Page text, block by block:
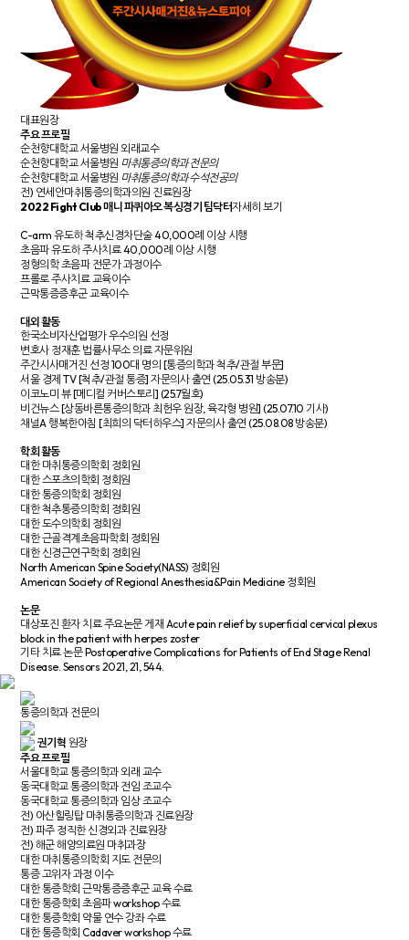
대표원장
주요 프로필
순천향대학교 서울병원 외래교수
순천향대학교 서울병원 마취통증의학과 전문의
순천향대학교 서울병원 마취통증의학과 수석전공의
전) 연세안마취통증의학과의원 진료원장
2022 Fight Club 매니 파퀴아오 복싱경기 팀닥터자세히 보기
C-arm 유도하 척추신경차단술 40,000례 이상 시행
초음파 유도하 주사치료 40,000례 이상 시행
정형의학 초음파 전문가 과정이수
프롤로 주사치료 교육이수
근막통증증후군 교육이수
대외 활동
한국소비자산업평가 우수의원 선정
변호사 정재훈 법률사무소 의료 자문위원
주간시사매거진 선정 100대 명의 [통증의학과 척추/관절 부문]
서울 경제 TV [척추/관절 통증] 자문의사 출연 (25.05.31 방송분)
이코노미 뷰 [메디컬 커버스토리] (25.7월호)
비건뉴스 [상동바른통증의학과 최헌우 원장, 육각형 병원] (25.07.10 기사)
채널A 행복한아침 [최희의 닥터하우스] 자문의사 출연 (25.08.08 방송분)
학회 활동
대한 마취통증의학회 정회원
대한 스포츠의학회 정회원
대한 통증의학회 정회원
대한 척추통증의학회 정회원
대한 도수의학회 정회원
대한 근골격계초음파학회 정회원
대한 신경근연구학회 정회원
North American Spine Society(NASS) 정회원
American Society of Regional Anesthesia&Pain Medicine 정회원
논문
대상포진 환자 치료 주요논문 게재 Acute pain relief by superficial cervical plexus
block in the patient with herpes zoster
기타 치료 논문Postoperative Complications for Patients of End Stage Renal
Disease. Sensors 2021, 21, 544.
통증의학과 전문의
권기혁 원장
주요 프로필
서울대학교 통증의학과 외래 교수
동국대학교 통증의학과 전임 조교수
동국대학교 통증의학과 임상 조교수
전) 아산힐링탑 마취통증의학과 진료원장
전) 파주 정직한 신경외과 진료원장
전) 해군 해양의료원 마취과장
대한 마취통증의학회 지도 전문의
통증 고위자 과정 이수
대한 통증학회 근막통증증후군 교육 수료
대한 통증학회 초음파 workshop 수료
대한 통증학회 약물 연수 강좌 수료
대한 통증학회 Cadaver workshop 수료